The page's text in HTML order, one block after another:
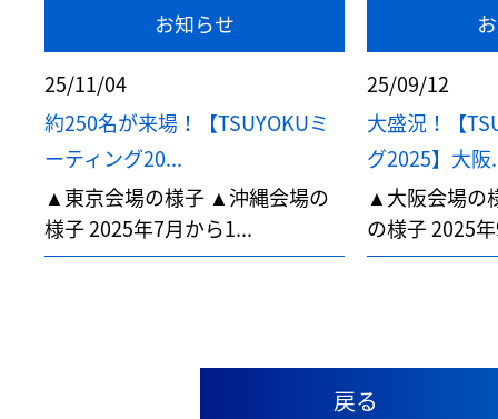
お知らせ
25/11/04
約250名が来場！【TSUYOKUミ
ーティング20...
▲東京会場の様子 ▲沖縄会場の
様子 2025年7月から1...
25/09/12
大盛況！【
グ2025】大阪
▲大阪会場の
の様子 2025
戻る